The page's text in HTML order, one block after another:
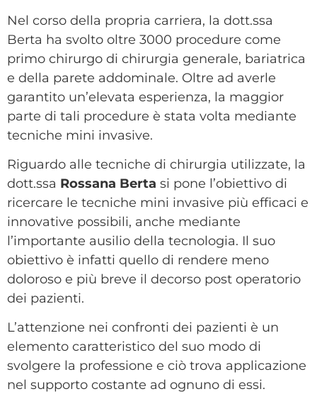
Nel corso della propria carriera, la dott.ssa
Berta ha svolto oltre 3000 procedure come
primo chirurgo di chirurgia generale, bariatrica
e della parete addominale. Oltre ad averle
garantito un’elevata esperienza, la maggior
parte di tali procedure è stata volta mediante
tecniche mini invasive.
Riguardo alle tecniche di chirurgia utilizzate, la
dott.ssa Rossana Berta si pone l’obiettivo di
ricercare le tecniche mini invasive più efficaci e
innovative possibili, anche mediante
l’importante ausilio della tecnologia. Il suo
obiettivo è infatti quello di rendere meno
doloroso e più breve il decorso post operatorio
dei pazienti.
L’attenzione nei confronti dei pazienti è un
elemento caratteristico del suo modo di
svolgere la professione e ciò trova applicazione
nel supporto costante ad ognuno di essi.